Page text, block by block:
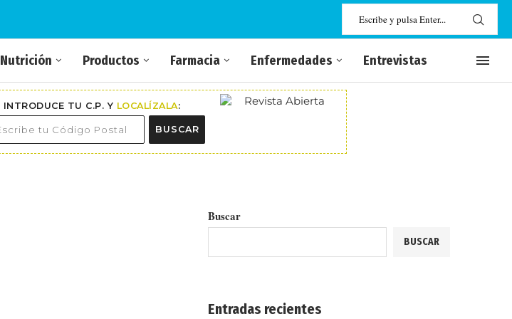
Nutrición Productos Farmacia Enfermedades Entrevistas
INTRODUCE TU C.P. Y LOCALÍZALA:
BUSCAR
Buscar
BUSCAR
Entradas recientes